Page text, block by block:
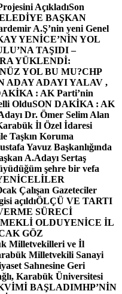
AçıkladıSon
BAŞKAN
A.Ş’nin yeni Genel
YENİCE’NİN YOL
TAŞIDI –
YÜKLENDİ:
YOL BU MU?CHP
ADAY ADAYI YALAV ,
: AK Parti’nin
OlduSON DAKİKA : AK
Dr. Ömer Selim Alan
İl Özel İdaresi
Taşkın Koruma
Yavuz Başkanlığında
A.Adayı Sertaş
şehre bir vefa
Çalışan Gazeteciler
açıldıÖLÇÜ VE TARTI
SÜRECİ
OLDUYENİCE İL
GÖZ
Milletvekilleri ve İl
Milletvekili Sanayi
Sahnesine Geri
Karabük Üniversitesi
BAŞLADIMHP’NİN